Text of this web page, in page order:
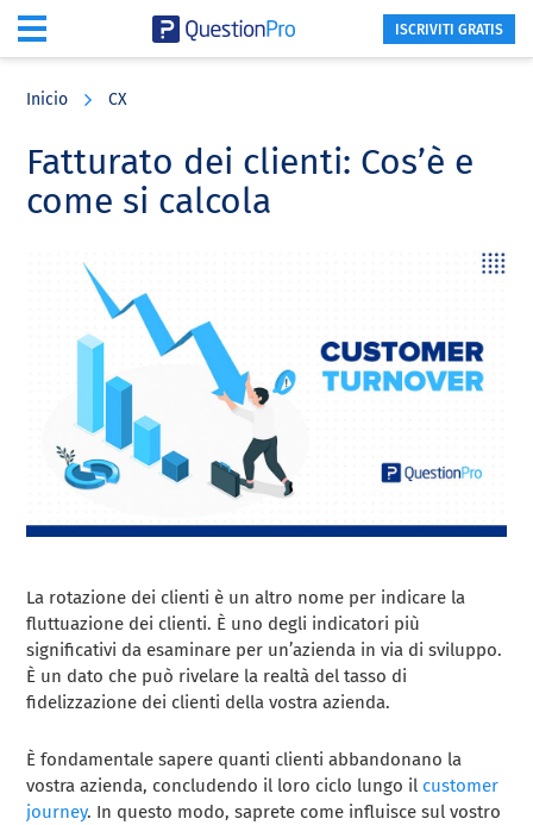
content
sidebar
ISCRIVITI GRATIS
Inicio CX
Fatturato dei clienti: Cos’è e
come si calcola
La rotazione dei clienti è un altro nome per indicare la
fluttuazione dei clienti. È uno degli indicatori più
significativi da esaminare per un’azienda in via di sviluppo.
È un dato che può rivelare la realtà del tasso di
fidelizzazione dei clienti della vostra azienda.
È fondamentale sapere quanti clienti abbandonano la
vostra azienda, concludendo il loro ciclo lungo il customer
journey. In questo modo, saprete come influisce sul vostro